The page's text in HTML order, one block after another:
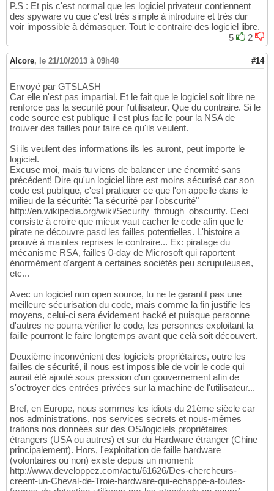
P.S : Et pis c'est normal que les logiciel privateur contiennent
des spyware vu que c'est très simple à introduire et très dur
voir impossible à démasquer. Tout le contraire des logiciel libre.
5
2
Alcore, le 21/10/2013 à 09h48 #14
Envoyé par GTSLASH
Car elle n'est pas impartial. Et le fait que le logiciel soit libre ne
renforce pas la securité pour l'utilisateur. Que du contraire. Si le
code source est publique il est plus facile pour la NSA de
trouver des failles pour faire ce qu'ils veulent.
Si ils veulent des informations ils les auront, peut importe le
logiciel.
Excuse moi, mais tu viens de balancer une énormité sans
précédent! Dire qu'un logiciel libre est moins sécurisé car son
code est publique, c'est pratiquer ce que l'on appelle dans le
milieu de la sécurité: "la sécurité par l'obscurité"
http://en.wikipedia.org/wiki/Security_through_obscurity. Ceci
consiste à croire que mieux vaut cacher le code afin que le
pirate ne découvre pasd les failles potentielles. L'histoire a
prouvé à maintes reprises le contraire... Ex: piratage du
mécanisme RSA, failles 0-day de Microsoft qui raportent
énormément d'argent à certaines sociétés peu scrupuleuses,
etc...
Avec un logiciel non open source, tu ne te garantit pas une
meilleure sécurisation du code, mais comme la fin justifie les
moyens, celui-ci sera évidement hacké et puisque personne
d'autres ne pourra vérifier le code, les personnes exploitant la
faille pourront le faire longtemps avant que celà soit découvert.
Deuxième inconvénient des logiciels propriétaires, outre les
failles de sécurité, il nous est impossible de voir le code qui
aurait été ajouté sous pression d'un gouvernement afin de
s'octroyer des entrées privées sur la machine de l'utilisateur...
Bref, en Europe, nous sommes les idiots du 21ème siècle car
nos administrations, nos services secrets et nous-mêmes
traitons nos données sur des OS/logiciels propriétaires
étrangers (USA ou autres) et sur du Hardware étranger (Chine
principalement). Hors, l'exploitation de faille hardware
(volontaires ou non) existe depuis un moment:
http://www.developpez.com/actu/61626/Des-chercheurs-
creent-un-Cheval-de-Troie-hardware-qui-echappe-a-toutes-